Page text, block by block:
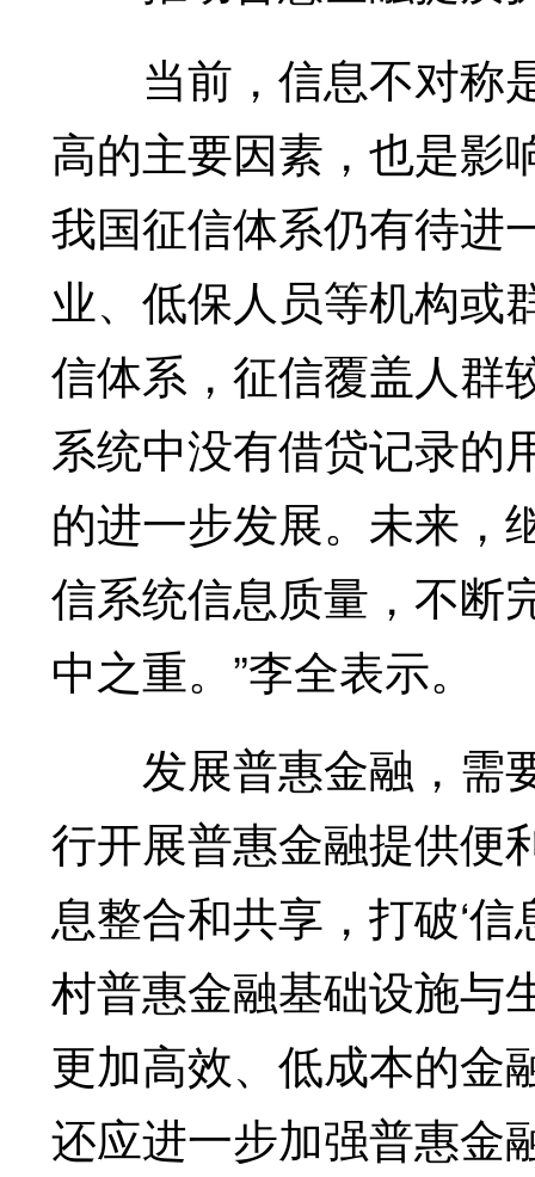
当前，信息不对称
高的主要因素，也是影
我国征信体系仍有待进
业、低保人员等机构或
信体系，征信覆盖人群
系统中没有借贷记录的
的进一步发展。未来，
信系统信息质量，不断
中之重。”李全表示。
发展普惠金融，需
行开展普惠金融提供便
息整合和共享，打破‘
村普惠金融基础设施与
更加高效、低成本的金
还应进一步加强普惠金